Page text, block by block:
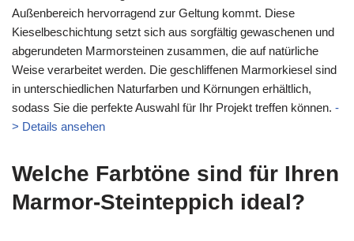
Außenbereich hervorragend zur Geltung kommt. Diese
Kieselbeschichtung setzt sich aus sorgfältig gewaschenen und
abgerundeten Marmorsteinen zusammen, die auf natürliche
Weise verarbeitet werden. Die geschliffenen Marmorkiesel sind
in unterschiedlichen Naturfarben und Körnungen erhältlich,
sodass Sie die perfekte Auswahl für Ihr Projekt treffen können. -
> Details ansehen
Welche Farbtöne sind für Ihren
Marmor-Steinteppich ideal?